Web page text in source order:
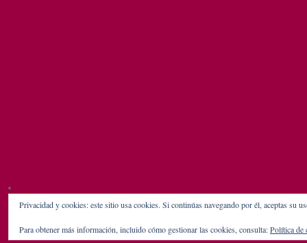
Privacidad y cookies: este sitio usa cookies. Si continúas navegando por él, aceptas su
Para obtener más información, incluido cómo gestionar las cookies, consulta:Política de